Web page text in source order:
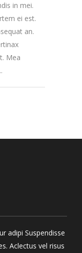
in mei.
ei est.
an.
Mea
adipi Suspendisse
Aclectus vel risus